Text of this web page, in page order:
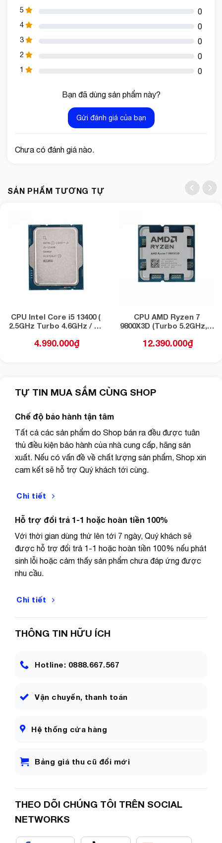
5 0
4 0
3 0
2 0
1 0
Bạn đã dùng sản phẩm này?
Gửi đánh giá của bạn
Chưa có đánh giá nào.
SẢN PHẨM TƯƠNG TỰ
CPU Intel Core i5 13400 (
2.5GHz Turbo 4.6GHz / 10
LGA 1700) Tray new
4.990.000₫
CPU AMD Ryzen 7
9800X3D (Turbo 5.2GHz, 8
104MB Cache) Tray new
12.390.000₫
TỰ TIN MUA SẮM CÙNG SHOP
Chế độ bảo hành tận tâm
Tất cả các sản phẩm do Shop bán ra đều được tuân
thủ điều kiện bảo hành của nhà cung cấp, hãng sản
xuất. Nếu có vấn đề về chất lượng sản phẩm, Shop xin
cam kết sẽ hỗ trợ Quý khách tới cùng.
Chi tiết
Hỗ trợ đổi trả 1-1 hoặc hoàn tiền 100%
Với thời gian dùng thử lên tới 7 ngày, Quý khách sẽ
được hỗ trợ đổi trả 1-1 hoặc hoàn tiền 100% nếu phát
sinh lỗi hoặc cảm thấy sản phẩm chưa đáp ứng được
nhu cầu.
Chi tiết
THÔNG TIN HỮU ÍCH
Hotline: 0888.667.567
Vận chuyển, thanh toán
Hệ thống cửa hàng
Bảng giá thu cũ đổi mới
THEO DÕI CHÚNG TÔI TRÊN SOCIAL
NETWORKS